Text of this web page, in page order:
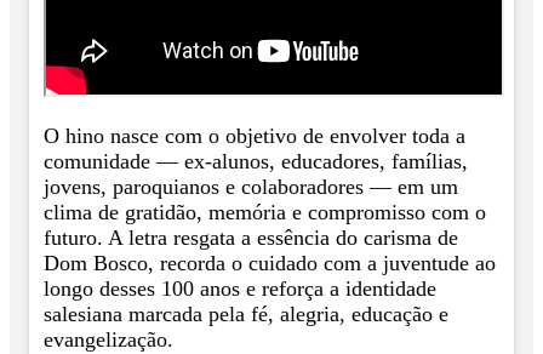
O hino nasce com o objetivo de envolver toda a
comunidade — ex-alunos, educadores, famílias,
jovens, paroquianos e colaboradores — em um
clima de gratidão, memória e compromisso com o
futuro. A letra resgata a essência do carisma de
Dom Bosco, recorda o cuidado com a juventude ao
longo desses 100 anos e reforça a identidade
salesiana marcada pela fé, alegria, educação e
evangelização.